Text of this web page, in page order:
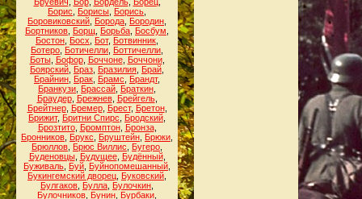
Борис
Борисы Борись
Боровиковский Борода Бородин
Бортников Борщ Борьба Босбум
Бостон Босх Бот, Ботвинник
Ботеро Ботичелли Боттичелли
Боты, Бофор, Боччоне, Боччони,
Боярский Браз Бразилия Брай
Брайнин Брак Брамс Брандт,
Бранкузи Брассай Браткин
Браудер, Брежнев, Брейгель,
Брейтнер, Бремер, Брест, Бретон,
Брижит, Бритни Спирс Бродский
Брозтито, Бромптон, Бронза,
Бронников Брукс Бруштейн Брюки
Брюллов Брюс Виллис Бугеро
Буденовцы, Будущее, Будённый,
Буживаль Буй Буйнопомешанный
Букингемский дворец Буковский
Булгаков Булла Булочкин
Булочников Бунин Бурбаки